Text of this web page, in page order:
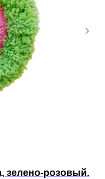
зелено-розовый.